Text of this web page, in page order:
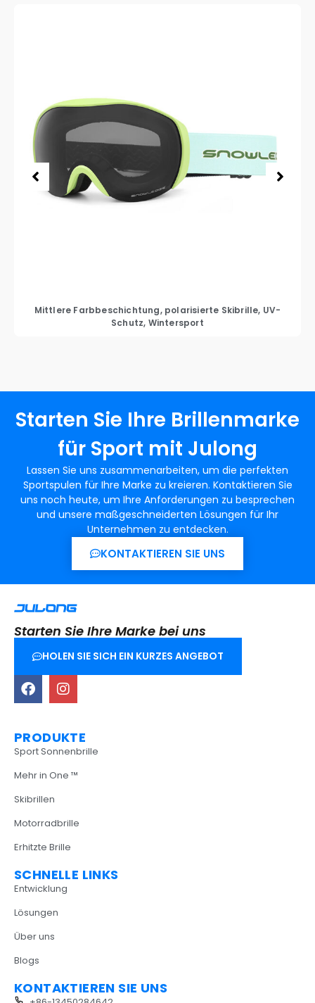
Mittlere Farbbeschichtung, polarisierte Skibrille, UV-
Schutz, Wintersport
Starten Sie Ihre Brillenmarke
für Sport mit Julong
Lassen Sie uns zusammenarbeiten, um die perfekten
Sportspulen für Ihre Marke zu kreieren. Kontaktieren Sie
uns noch heute, um Ihre Anforderungen zu besprechen
und unsere maßgeschneiderten Lösungen für Ihr
Unternehmen zu entdecken.
KONTAKTIEREN SIE UNS
Starten Sie Ihre Marke bei uns
HOLEN SIE SICH EIN KURZES ANGEBOT
PRODUKTE
Sport Sonnenbrille
Mehr in One ™
Skibrillen
Motorradbrille
Erhitzte Brille
SCHNELLE LINKS
Entwicklung
Lösungen
Über uns
Blogs
KONTAKTIEREN SIE UNS